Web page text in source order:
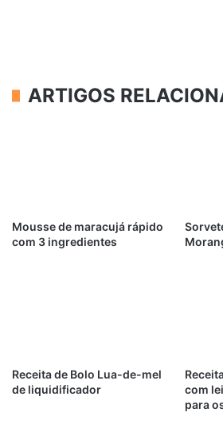
ARTIGOS
Mousse de maracujá rápido
com 3 ingredientes
Receita de Bolo Lua-de-mel
de liquidificador
com
para